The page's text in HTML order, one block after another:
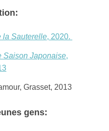
la Sauterelle, 2020.
Saison Japonaise,
Grasset, 2013
gens: